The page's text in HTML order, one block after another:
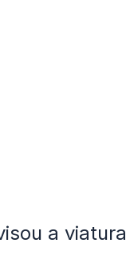
a viatura